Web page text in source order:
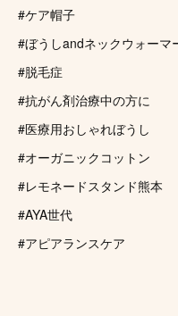
#ケア帽子
#ぼうしandネックウォーマ
#脱毛症
#抗がん剤治療中の方に
#医療用おしゃれぼうし
#オーガニックコットン
#レモネードスタンド熊本
#AYA世代
#アピアランスケア